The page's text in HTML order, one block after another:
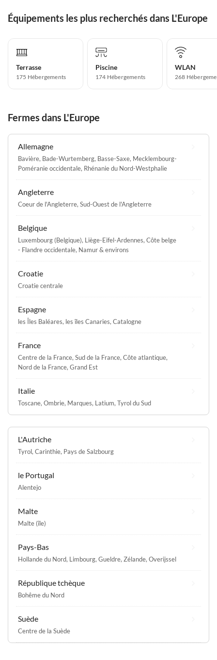
Wohnung gemeinsam essen
ruhig und idyllisch.
Spaziergänge vom Haus und
wunderschöne Umgebung
sind sehr gut möglich. Wir
kommen gerne wieder!
Équipements les plus recherchés dans L'Europe
Terrasse
175 Hébergements
Piscine
174 Hébergements
WLAN
268
Fermes dans L'Europe
Allemagne
Bavière, Bade-Wurtemberg, Basse-Saxe, Mecklembourg-
Poméranie occidentale, Rhénanie du Nord-Westphalie
Angleterre
Coeur de l'Angleterre, Sud-Ouest de l'Angleterre
Belgique
Luxembourg (Belgique), Liège-Eifel-Ardennes, Côte belge
- Flandre occidentale, Namur & environs
Croatie
Croatie centrale
Espagne
les Îles Baléares, les îles Canaries, Catalogne
France
Centre de la France, Sud de la France, Côte atlantique,
Nord de la France, Grand Est
Italie
Toscane, Ombrie, Marques, Latium, Tyrol du Sud
L'Autriche
Tyrol, Carinthie, Pays de Salzbourg
le Portugal
Alentejo
Malte
Malte (île)
Pays-Bas
Hollande du Nord, Limbourg, Gueldre, Zélande, Overijssel
République tchèque
Bohême du Nord
Suède
Centre de la Suède